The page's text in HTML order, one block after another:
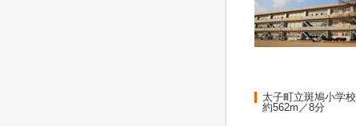
太子町立斑鳩小学校
約562m／8分